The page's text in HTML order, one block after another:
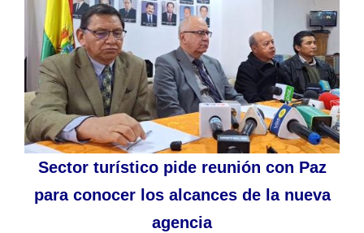
Sector turístico pide reunión con Paz
para conocer los alcances de la nueva
agencia